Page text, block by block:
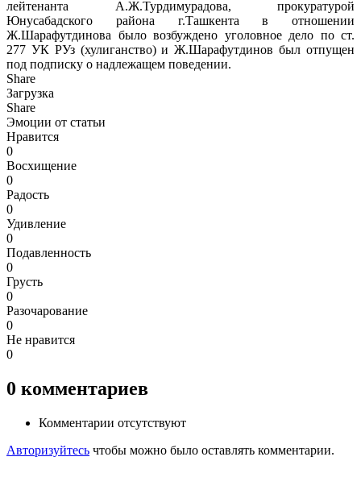
лейтенанта А.Ж.Турдимурадова, прокуратурой
Юнусабадского района г.Ташкента в отношении
Ж.Шарафутдинова было возбуждено уголовное дело по ст.
277 УК РУз (хулиганство) и Ж.Шарафутдинов был отпущен
под подписку о надлежащем поведении.
Share
Загрузка
Share
Эмоции от статьи
Нравится
0
Восхищение
0
Радость
0
Удивление
0
Подавленность
0
Грусть
0
Разочарование
0
Не нравится
0
0 комментариев
Комментарии отсутствуют
Авторизуйтесь чтобы можно было оставлять комментарии.